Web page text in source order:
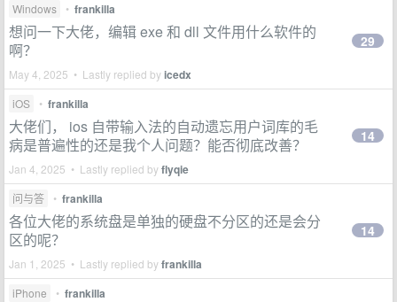
Windows • frankilla
想问一下大佬，编辑 exe 和 dll 文件用什么软件的
啊？
May 4, 2025 • Lastly replied byicedx
29
iOS • frankilla
大佬们， ios 自带输入法的自动遗忘用户词库的毛
病是普遍性的还是我个人问题？能否彻底改善？
Jan 4, 2025 • Lastly replied byflyqie
14
问与答 • frankilla
各位大佬的系统盘是单独的硬盘不分区的还是会分
区的呢？
Jan 1, 2025 • Lastly replied byfrankilla
14
iPhone • frankilla